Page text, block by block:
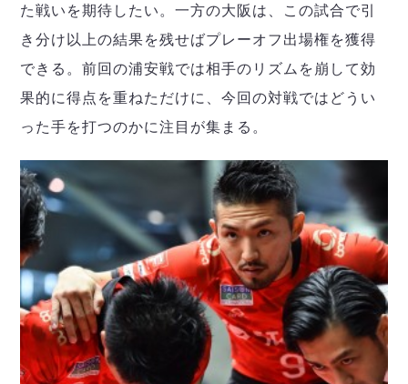
た戦いを期待したい。一方の大阪は、この試合で引
き分け以上の結果を残せばプレーオフ出場権を獲得
できる。前回の浦安戦では相手のリズムを崩して効
果的に得点を重ねただけに、今回の対戦ではどうい
った手を打つのかに注目が集まる。